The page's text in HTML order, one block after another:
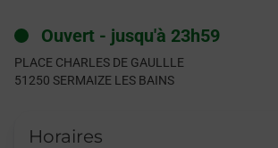
Ouvert - jusqu'à 23h59
PLACE CHARLES DE GAULLLE
51250 SERMAIZE LES BAINS
Horaires